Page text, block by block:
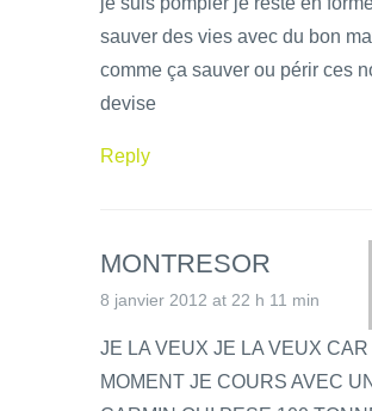
sauver des vies avec du bon
comme ça sauver ou périr ces
devise
Reply
MONTRESOR
8 janvier 2012 at 22 h 11 min
JE LA VEUX JE LA VEUX
MOMENT JE COURS AVEC